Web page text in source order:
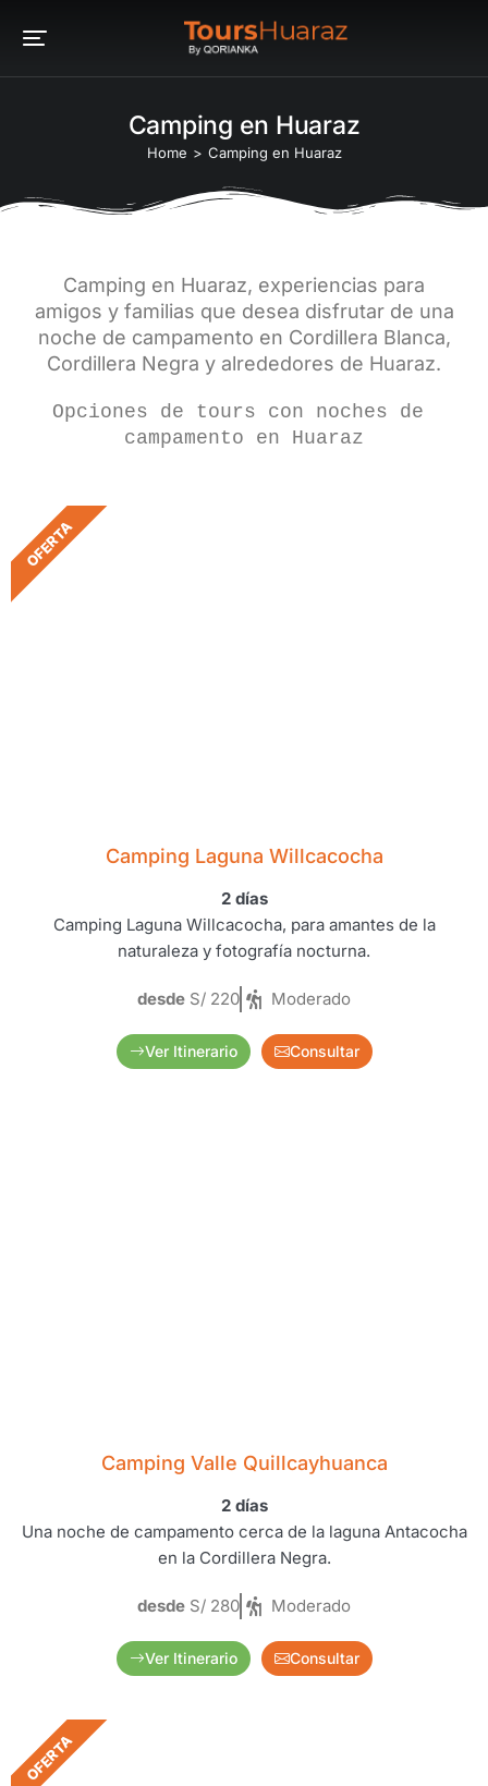
Camping en Huaraz
Home Camping en Huaraz
Camping en Huaraz, experiencias para
amigos y familias que desea disfrutar de una
noche de campamento en Cordillera Blanca,
Cordillera Negra y alrededores de Huaraz.
Opciones de tours con noches de
campamento en Huaraz
Camping Laguna Willcacocha
2 días
Camping Laguna Willcacocha, para amantes de la
naturaleza y fotografía nocturna.
OFERTA
desdeS/ 220 Moderado
Ver Itinerario Consultar
Camping Valle Quillcayhuanca
2 días
Una noche de campamento cerca de la laguna Antacocha
en la Cordillera Negra.
desdeS/ 280 Moderado
Ver Itinerario Consultar
OFERTA